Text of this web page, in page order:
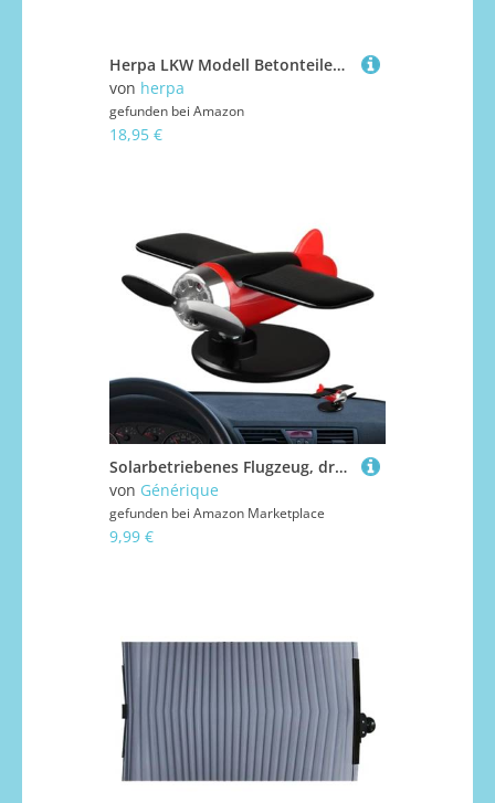
Herpa LKW Modell Betonteileauflieger 3achs, Miniatur im Maßstab 1:87, Sammlerstück, Made in Germany, Kunststoff, Farbe: rot
von herpa
gefunden bei Amazon
18,95 €
Solarbetriebenes Flugzeug, drehendes Flugzeug-Modell, für Armaturenbrett, Tischfigur mit Sonnenschutz, für Büro, Haus, Innenregal
von Générique
gefunden bei Amazon Marketplace
9,99 €